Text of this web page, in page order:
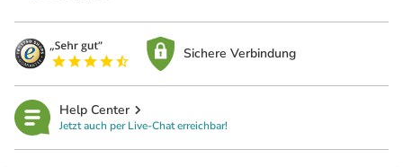
Sichere Verbindung
Help Center
Jetzt auch per Live-Chat erreichbar!